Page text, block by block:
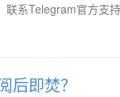
联系Telegram官方支
后即焚？